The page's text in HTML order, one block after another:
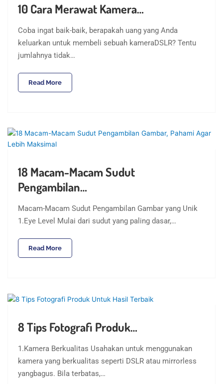
10 Cara Merawat Kamera…
Coba ingat baik-baik, berapakah uang yang Anda
keluarkan untuk membeli sebuah kameraDSLR? Tentu
jumlahnya tidak…
Read More
18 Macam-Macam Sudut
Pengambilan…
Macam-Macam Sudut Pengambilan Gambar yang Unik
1.Eye Level Mulai dari sudut yang paling dasar,…
Read More
8 Tips Fotografi Produk…
1.Kamera Berkualitas Usahakan untuk menggunakan
kamera yang berkualitas seperti DSLR atau mirrorless
yangbagus. Bila terbatas,…